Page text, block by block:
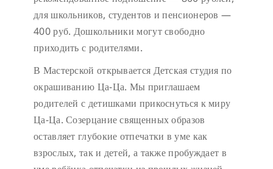
для школьников, студентов и пенсионеров —
400 руб. Дошкольники могут свободно
приходить с родителями.
В Мастерской открывается Детская студия по
окрашиванию Ца-Ца. Мы приглашаем
родителей с детишками прикоснуться к миру
Ца-Ца. Созерцание священных образов
оставляет глубокие отпечатки в уме как
взрослых, так и детей, а также пробуждает в